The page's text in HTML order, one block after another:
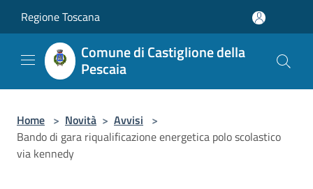
Regione Toscana
Comune di Castiglione della
Pescaia
Home > Novità > Avvisi >
Bando di gara riqualificazione energetica polo scolastico
via kennedy